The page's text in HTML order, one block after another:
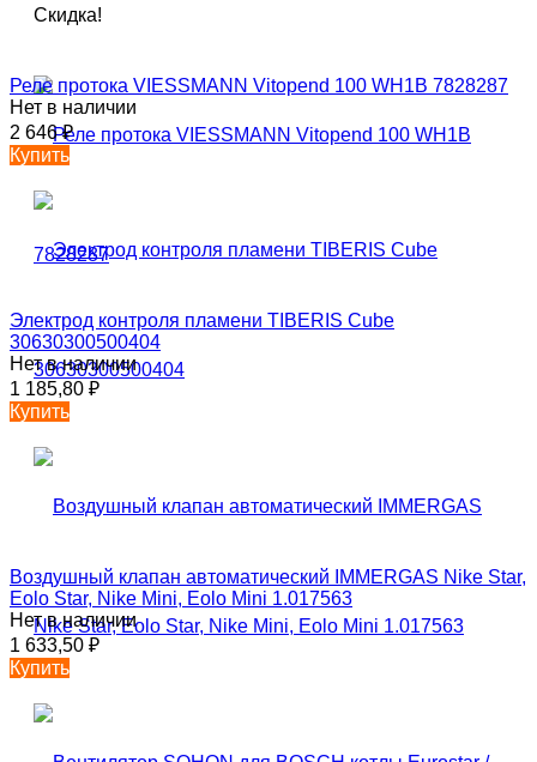
Скидка!
Реле протока VIESSMANN Vitopend 100 WH1B 7828287
Нет в наличии
2 646₽
Купить
Электрод контроля пламени TIBERIS Cube
30630300500404
Нет в наличии
1 185,80 ₽
Купить
Воздушный клапан автоматический IMMERGAS Nike Star,
Eolo Star, Nike Mini, Eolo Mini 1.017563
Нет в наличии
1 633,50 ₽
Купить